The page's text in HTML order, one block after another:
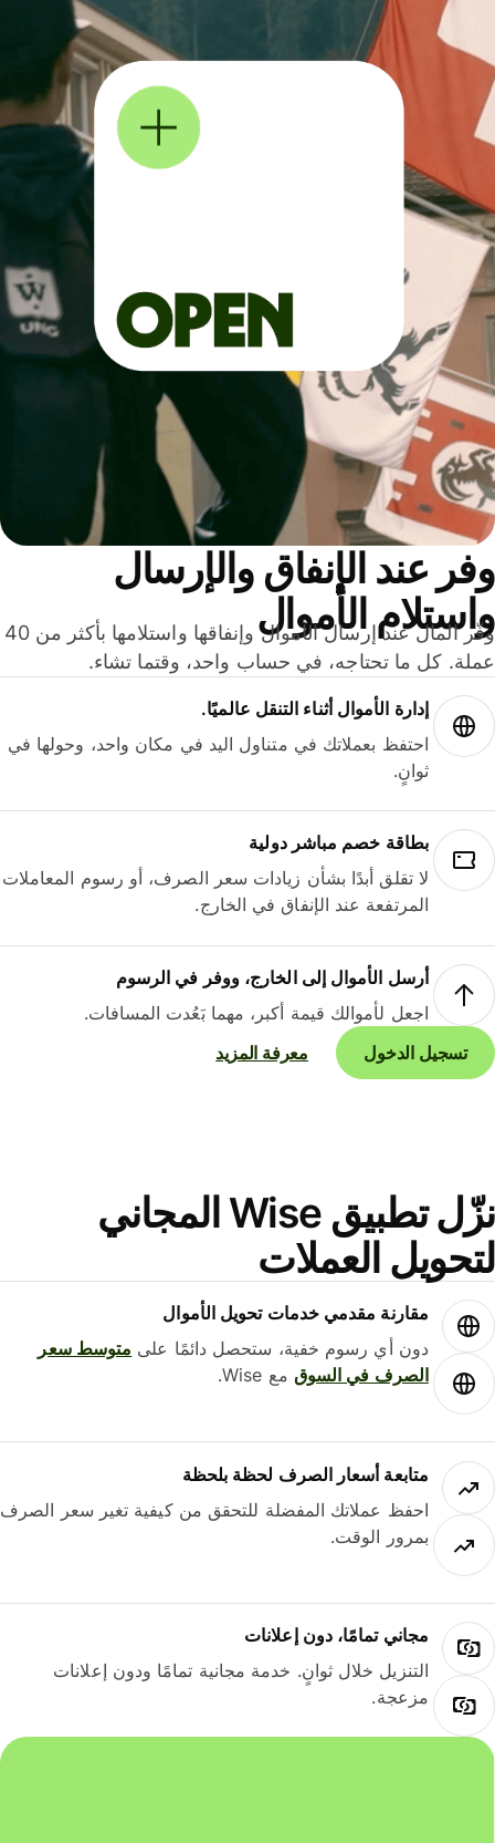
عند الإنفاق والإرسال
الأموال
وفّر المال عند إرسال الأموال وإنفاقها واستلامها بأكثر من 40
كل ما تحتاجه، في حساب واحد، وقتما تشاء.
إدارة الأموال أثناء التنقل عالميًا.
احتفظ بعملاتك في متناول اليد في مكان واحد، وحولها في
ثوانٍ.
بطاقة خصم مباشر دولية
لا تقلق أبدًا بشأن زيادات سعر الصرف، أو رسوم المعاملات
المرتفعة عند الإنفاق في الخارج.
أرسل الأموال إلى الخارج، ووفر في الرسوم
اجعل لأموالك قيمة أكبر، مهما بَعُدت المسافات.
تسجيل الدخول
معرفة المزيد
نزّل تطبيق Wise المجاني
العملات
مقارنة مقدمي خدمات تحويل الأموال
دون أي رسوم خفية، ستحصل دائمًا علىمتوسط ​​سعر
الصرف في السوقمع Wise.
متابعة أسعار الصرف لحظة بلحظة
احفظ عملاتك المفضلة للتحقق من كيفية تغير سعر الصرف
بمرور الوقت.
مجاني تمامًا، دون إعلانات
التنزيل خلال ثوانٍ. خدمة مجانية تمامًا ودون إعلانات
مزعجة.